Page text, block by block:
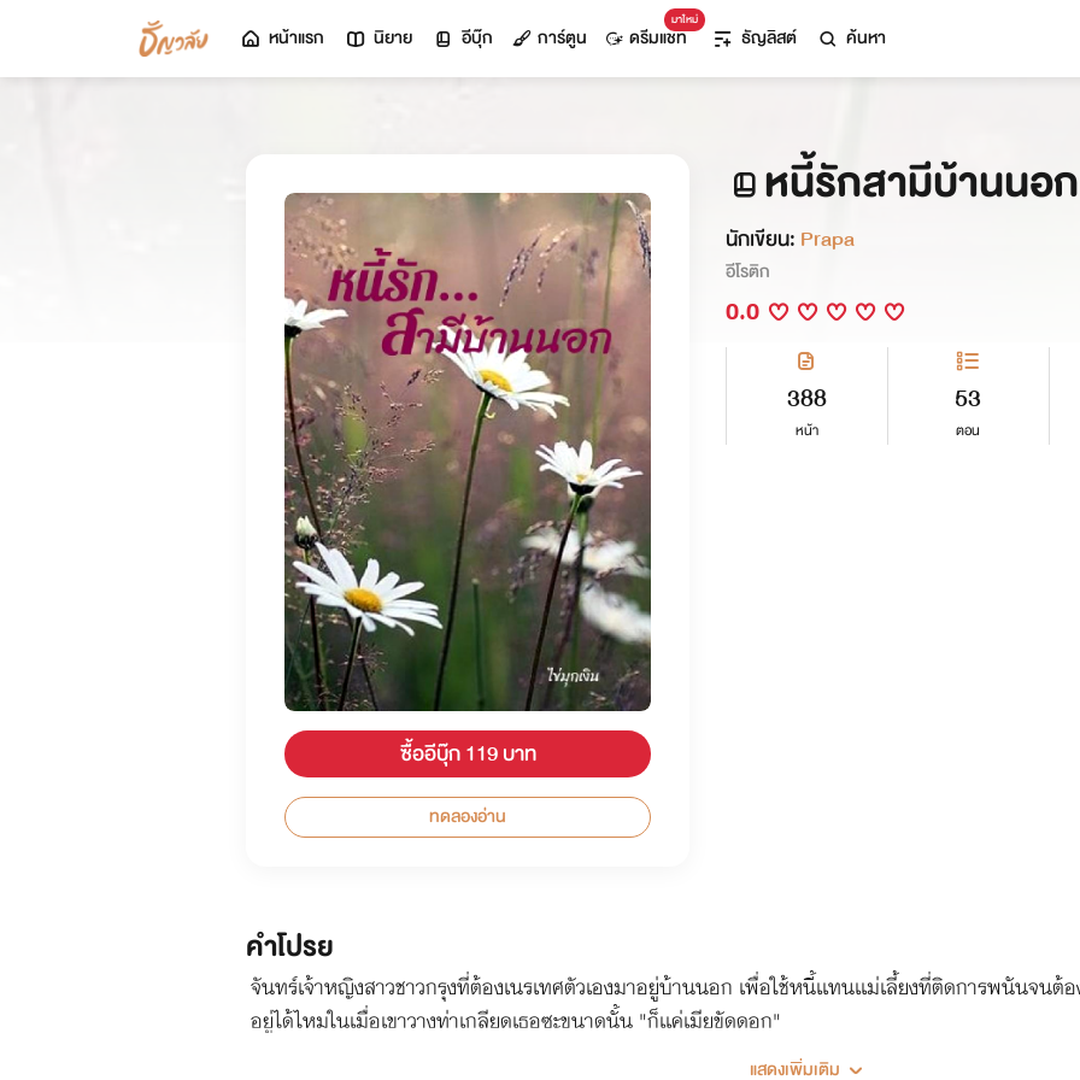
หน้าแรก นิยาย อีบุ๊ก การ์ตูน
มาใหม่
ดรีมแชท ธัญลิสต์ ค้นหา
ซื้ออีบุ๊ก 119 บาท
ทดลองอ่าน
หนี้รักสามีบ้านนอก
นักเขียน: Prapa
อีโรติก
0.0
388
หน้า
53
ตอน
คำโปรย
จันทร์เจ้าหญิงสาวชาวกรุงที่ต้องเนรเทศตัวเองมาอยู่บ้านนอก เพื่อใช้หนี้เเทนเเม่เลี้ยงที่ติดการพนันจนต้อ
อยู่ได้ไหมในเมื่อเขาวางท่าเกลียดเธอซะขนาดนั้น "ก็เเค่เมียขัดดอก"
แสดงเพิ่มเติม